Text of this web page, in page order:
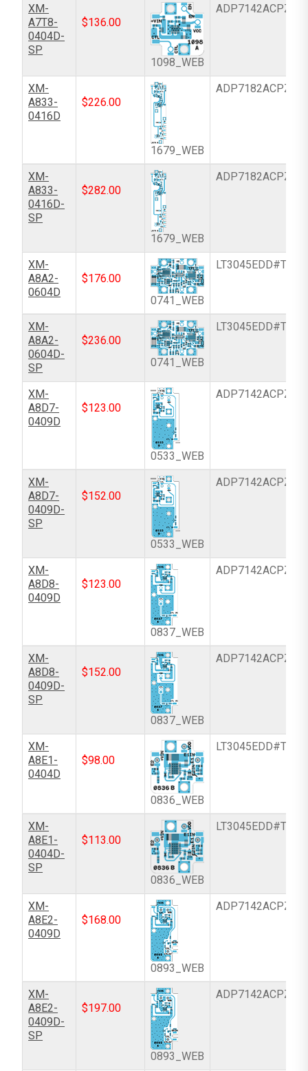
XM-
A7T8-
0404D-
SP
$136.00
1098_WEB
ADP7142ACPZN-
XM-
A833-
0416D
$226.00
1679_WEB
ADP7182ACPZ-R7
XM-
A833-
0416D-
SP
$282.00
1679_WEB
ADP7182ACPZ-R7
XM-
A8A2-
0604D
$176.00
0741_WEB
XM-
A8A2-
0604D-
SP
$236.00
0741_WEB
XM-
A8D7-
0409D
$123.00
0533_WEB
ADP7142ACPZN-
XM-
A8D7-
0409D-
SP
$152.00
0533_WEB
ADP7142ACPZN-
XM-
A8D8-
0409D
$123.00
0837_WEB
ADP7142ACPZN-
XM-
A8D8-
0409D-
SP
$152.00
0837_WEB
ADP7142ACPZN-
XM-
A8E1-
0404D
$98.00
0836_WEB
XM-
A8E1-
0404D-
SP
$113.00
0836_WEB
XM-
A8E2-
0409D
$168.00
0893_WEB
ADP7142ACPZN-
XM-
A8E2-
0409D-
SP
$197.00
0893_WEB
ADP7142ACPZN-